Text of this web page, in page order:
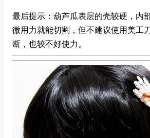
最后提示：葫芦瓜表层的壳较硬，内
微用力就能切割，但不建议使用美工
断，也较不好使力。